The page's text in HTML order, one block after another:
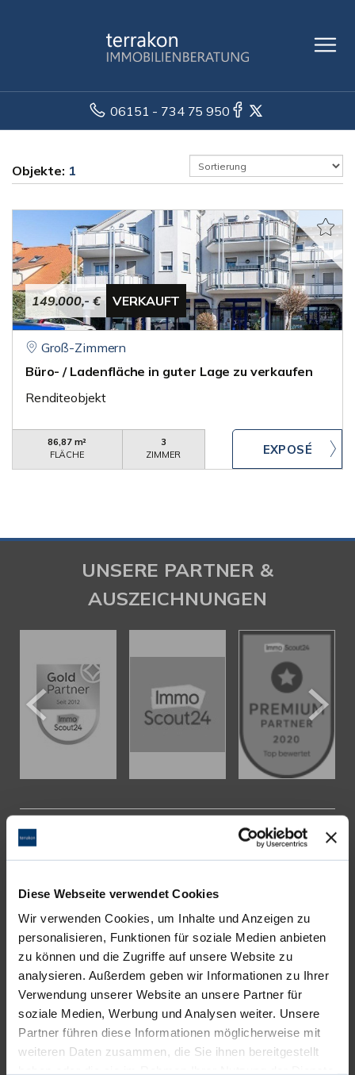
Diese Webseite verwendet Cookies
Wir verwenden Cookies, um Inhalte und Anzeigen zu
personalisieren, Funktionen für soziale Medien anbieten
zu können und die Zugriffe auf unsere Website zu
analysieren. Außerdem geben wir Informationen zu Ihrer
Verwendung unserer Website an unsere Partner für
soziale Medien, Werbung und Analysen weiter. Unsere
Partner führen diese Informationen möglicherweise mit
weiteren Daten zusammen, die Sie ihnen bereitgestellt
06151 - 734 75 950
Objekte: 1
149.000,- € VERKAUFT
Groß-Zimmern
Büro- / Ladenfläche in guter Lage zu verkaufen
Renditeobjekt
86,87 m²
FLÄCHE
3
ZIMMER
UNSERE PARTNER &
AUSZEICHNUNGEN
KONTAKT
Bad Nauheimer Straße 4
64289 Darmstadt
Bürozeiten:
Mo. - Fr. 9.00 - 18.00 Uhr
Sa. + So. nach Vereinbarung
Telefon: 06151-734 75 950
Telefax: 06151-734 75 150